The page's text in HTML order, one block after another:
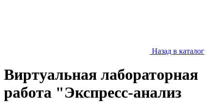
Назад в каталог
Виртуальная лабораторная
работа "Экспресс-анализ